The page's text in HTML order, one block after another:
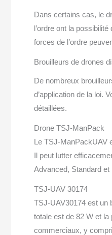
Dans certains cas, le
l’ordre ont la
forces de l’ordre
Brouilleurs de drones
De nombreux
d’application de la loi.
détaillées.
Drone TSJ-ManPack
Le TSJ-ManPackUAV
Il peut lutter
Advanced, Standard et
TSJ-UAV 30174
TSJ-UAV30174 est un
totale est de 82 W et
commerciaux, y